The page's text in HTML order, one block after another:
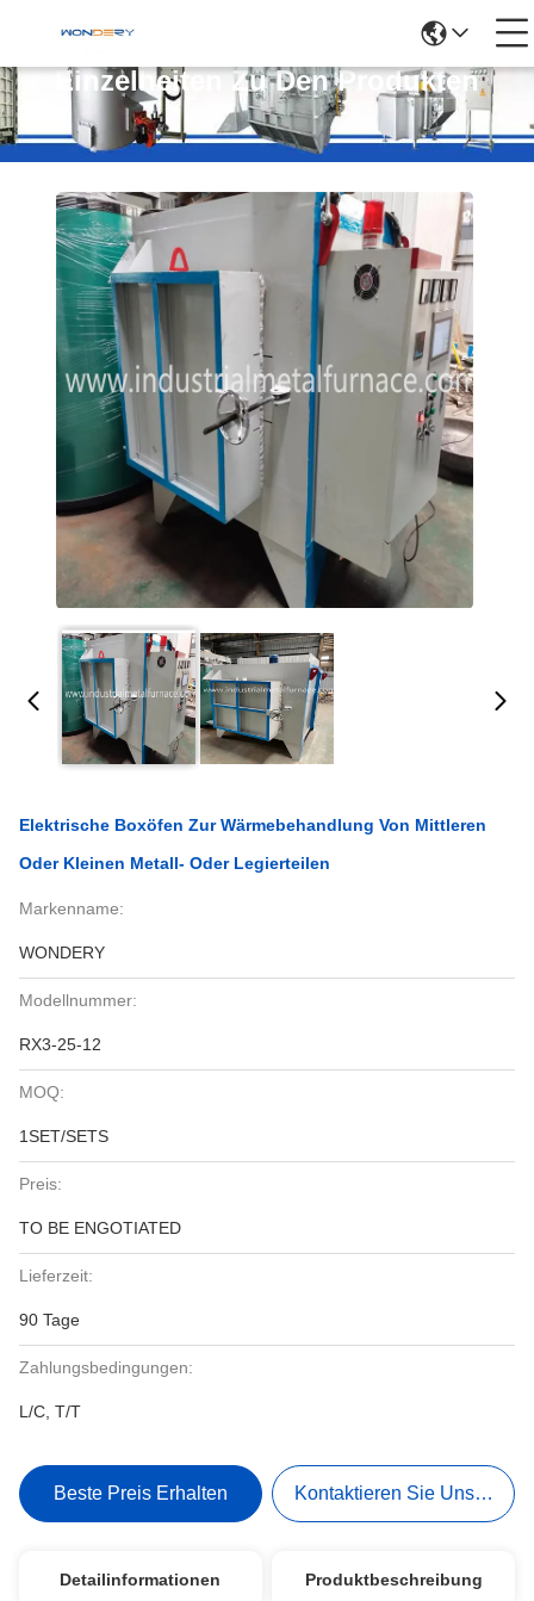
Einzelheiten Zu Den Produkten
Elektrische Boxöfen Zur Wärmebehandlung Von Mittleren
Oder Kleinen Metall- Oder Legierteilen
Markenname:
WONDERY
Modellnummer:
RX3-25-12
MOQ:
1SET/SETS
Preis:
TO BE ENGOTIATED
Lieferzeit:
90 Tage
Zahlungsbedingungen:
L/C, T/T
Beste Preis Erhalten Kontaktieren Sie Uns Jetzt
Detailinformationen Produktbeschreibung